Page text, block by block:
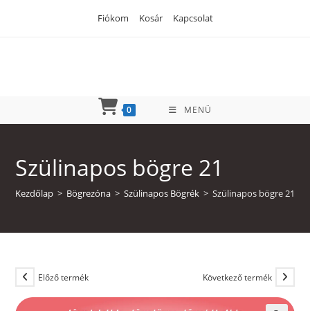
Fiókom Kosár Kapcsolat
0 MENÜ
Szülinapos bögre 21
Kezdőlap > Bögrezóna > Szülinapos Bögrék > Szülinapos bögre 21
Előző termék Következő termék